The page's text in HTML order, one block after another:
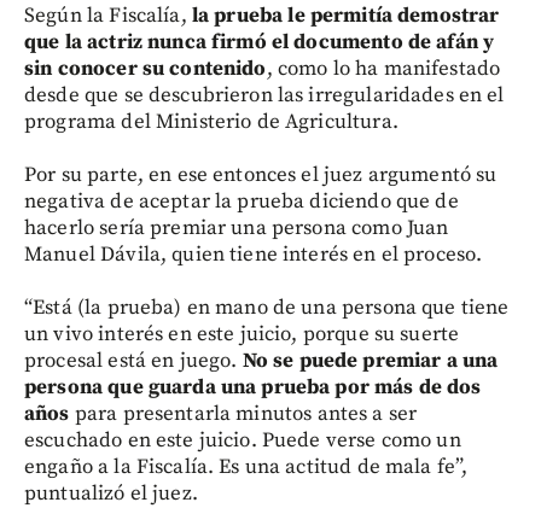
Según la Fiscalía, la prueba le permitía demostrar
que la actriz nunca firmó el documento de afán y
sin conocer su contenido, como lo ha manifestado
desde que se descubrieron las irregularidades en el
programa del Ministerio de Agricultura.
Por su parte, en ese entonces el juez argumentó su
negativa de aceptar la prueba diciendo que de
hacerlo sería premiar una persona como Juan
Manuel Dávila, quien tiene interés en el proceso.
“Está (la prueba) en mano de una persona que tiene
un vivo interés en este juicio, porque su suerte
procesal está en juego. No se puede premiar a una
persona que guarda una prueba por más de dos
años para presentarla minutos antes a ser
escuchado en este juicio. Puede verse como un
engaño a la Fiscalía. Es una actitud de mala fe”,
puntualizó el juez.